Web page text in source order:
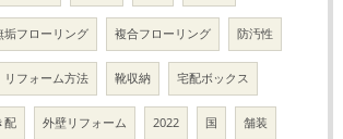
垢フローリング 複合フローリング 防汚性
リフォーム方法 靴収納 宅配ボックス
配 外壁リフォーム 2022 国 舗装